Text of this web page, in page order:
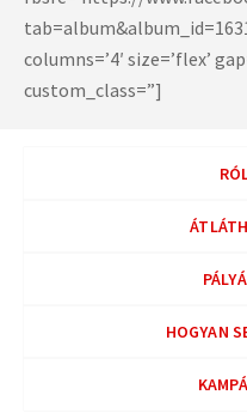
columns=’4′ size=’flex’
custom_class=”]
HOGYAN